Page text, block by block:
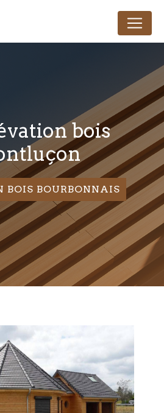
BOIS BOURBONNAIS